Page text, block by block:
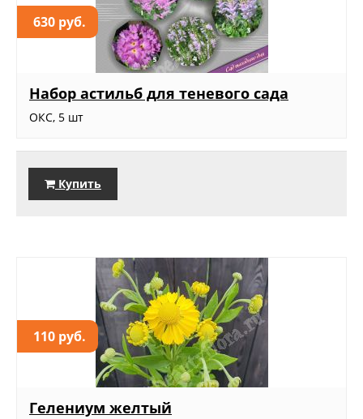
630 руб.
Набор астильб для теневого сада
ОКС, 5 шт
Купить
110 руб.
Гелениум желтый